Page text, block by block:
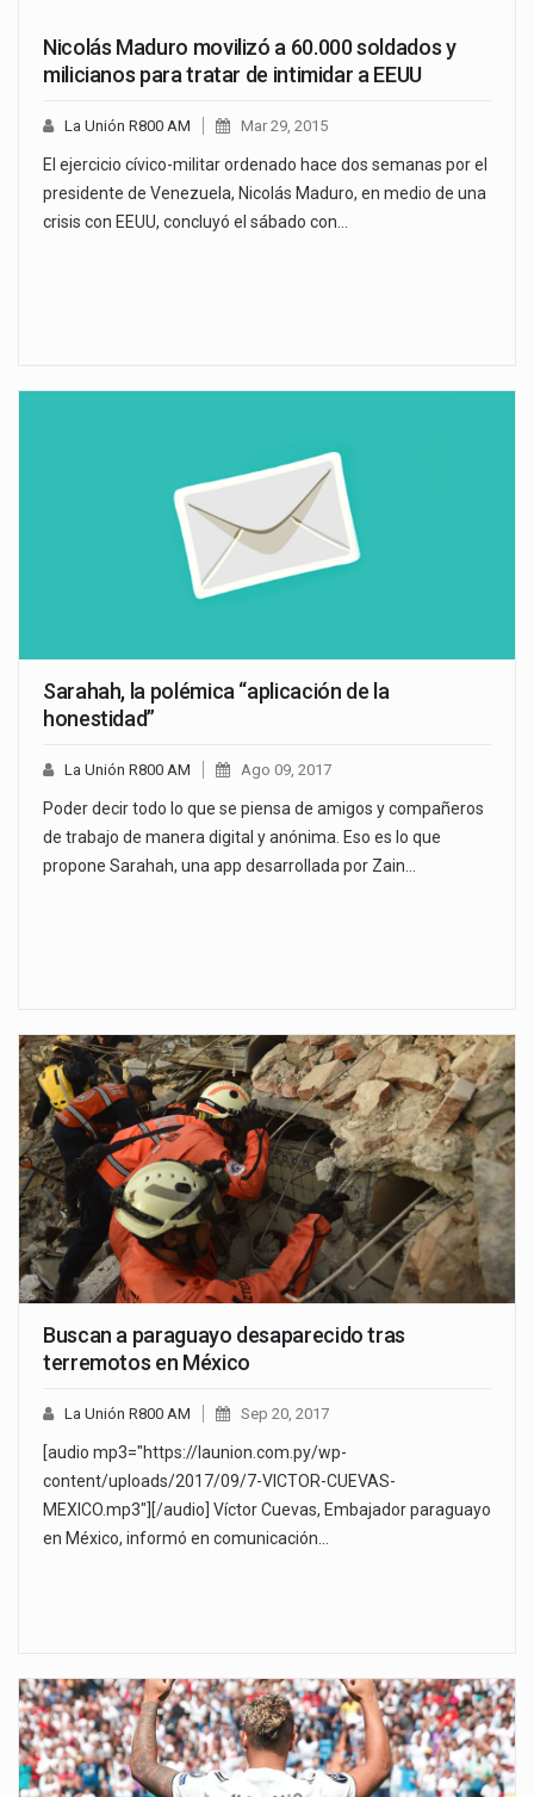
Nicolás Maduro movilizó a 60.000 soldados y
milicianos para tratar de intimidar a EEUU
La Unión R800 AM Mar 29, 2015
El ejercicio cívico-militar ordenado hace dos semanas por el
presidente de Venezuela, Nicolás Maduro, en medio de una
crisis con EEUU, concluyó el sábado con…
Sarahah, la polémica “aplicación de la
honestidad”
La Unión R800 AM Ago 09, 2017
Poder decir todo lo que se piensa de amigos y compañeros
de trabajo de manera digital y anónima. Eso es lo que
propone Sarahah, una app desarrollada por Zain…
Buscan a paraguayo desaparecido tras
terremotos en México
La Unión R800 AM Sep 20, 2017
[audio mp3="https://launion.com.py/wp-
content/uploads/2017/09/7-VICTOR-CUEVAS-
MEXICO.mp3"][/audio] Víctor Cuevas, Embajador paraguayo
en México, informó en comunicación…